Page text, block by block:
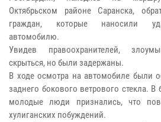
Октябрьском районе Саранска,
граждан, которые наносили
автомобилю.
Увидев правоохранителей,
скрыться, но были задержаны.
В ходе осмотра на автомобиле были
заднего бокового ветрового стекла. В
молодые люди признались, что
хулиганских побуждений.